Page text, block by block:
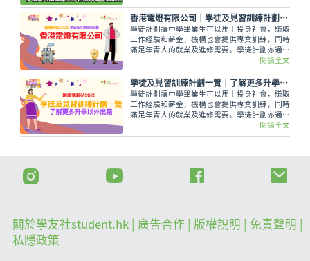
​香港電燈有限公司｜學徒及見習訓練計劃一覽
學徒計劃讓中學畢業生可以馬上投身社會，賺取
工作經驗和薪金，機構也會提供專業訓練，同時
滿足年青人的就業及進修需要。學徒計劃亦通常
提供有系統的培訓，並有明確的晉升階梯，年青
人參與計劃後，可透過持續進修及累積行業的專
業經驗，按部就班取得認可學歷，發展職業，甚
至可逐步晉升至管理級人員。
閱讀全文
學徒及見習訓練計劃一覽｜了解更多升學以外出路
學徒計劃讓中學畢業生可以馬上投身社會，賺取
工作經驗和薪金，機構也會提供專業訓練，同時
滿足年青人的就業及進修需要。學徒計劃亦通常
提供有系統的培訓，並有明確的晉升階梯，年青
人參與計劃後，可透過持續進修及累積行業的專
閱讀全文
關於學友社student.hk | 廣告合作 | 版權說明
| 免責聲明 |
私隱政策